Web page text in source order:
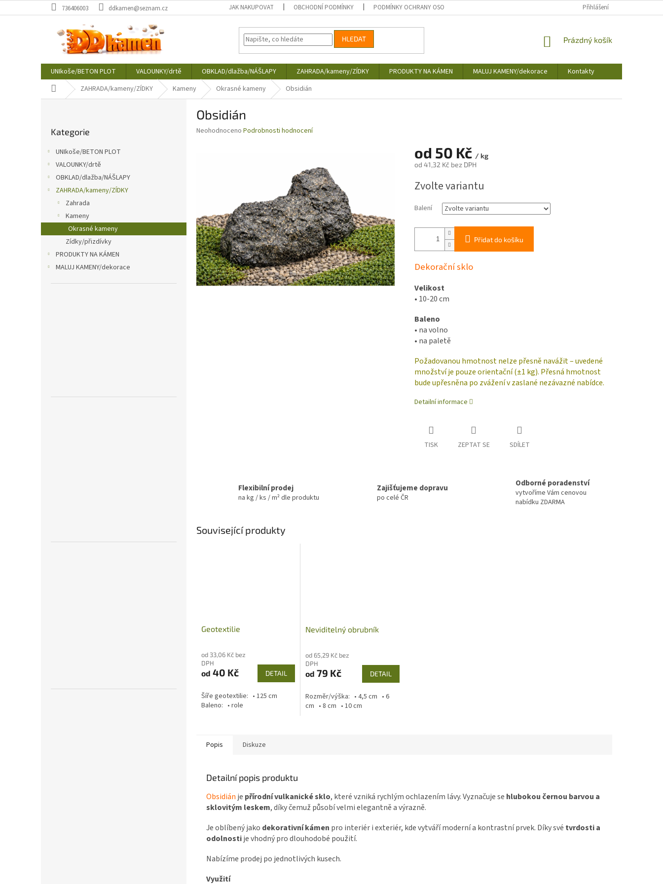
na
736406003 ddkamen@seznam.cz JAK NAKUPOVAT OBCHODNÍ PODMÍNKY PODMÍNKY OCHRANY OSOBNÍCH ÚDAJŮ Přihlášení
HLEDAT
NÁKUPNÍ
Prázdný košík
UNIkoše/BETON PLOT VALOUNKY/drtě OBKLAD/dlažba/NÁŠLAPY ZAHRADA/kameny/ZÍDKY PRODUKTY NA KÁMEN MALUJ KAMENY/dekorace
Kontakty
Domů ZAHRADA/kameny/ZÍDKY Kameny Okrasné kameny Obsidián
n
e
kategorie
Kategorie
UNIkoše/BETON PLOT
VALOUNKY/drtě
OBKLAD/dlažba/NÁŠLAPY
ZAHRADA/kameny/ZÍDKY
Zahrada
Kameny
Okrasné kameny
Zídky/přizdívky
PRODUKTY NA KÁMEN
MALUJ KAMENY/dekorace
Obsidián
Průměrné
Neohodnoceno Podrobnosti hodnocení
od 50 Kč / kg
od 41,32 Kčbez DPH
cena:
Zvolte variantu
Balení
Přidat do košíku
Dekorační sklo
Velikost
• 10-20 cm
Baleno
• na volno
• na paletě
Požadovanou hmotnost nelze přesně navážit – uvedené
množství je pouze orientační (±1 kg). Přesná hmotnost
bude upřesněna po zvážení v zaslané nezávazné nabídce.
Detailní informace
TISK ZEPTAT SE SDÍLET
Flexibilní prodej
na kg / ks / m² dle produktu
Zajišťujeme dopravu
po celé ČR
Odborné poradenství
vytvoříme Vám cenovou
nabídku ZDARMA
Související produkty
Geotextilie
od 33,06 Kč bez
DPH
od 40 Kč DETAIL
Šíře geotextilie: • 125 cm
Baleno: • role
Neviditelný obrubník
od 65,29 Kč bez
DPH
od 79 Kč DETAIL
Rozměr/výška: • 4,5 cm • 6
cm • 8 cm • 10 cm
Popis Diskuze
Detailní popis produktu
Obsidián je přírodní vulkanické sklo, které vzniká rychlým ochlazením lávy. Vyznačuje se hlubokou černou barvou a
sklovitým leskem, díky čemuž působí velmi elegantně a výrazně.
Je oblíbený jako dekorativní kámen pro interiér i exteriér, kde vytváří moderní a kontrastní prvek. Díky své tvrdosti a
odolnostije vhodný pro dlouhodobé použití.
Nabízíme prodej po jednotlivých kusech.
Využití